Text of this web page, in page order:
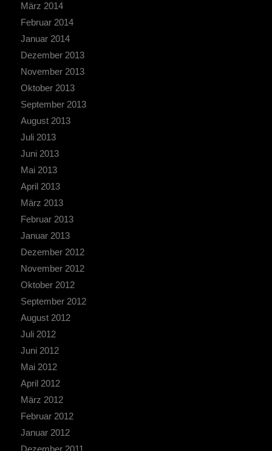
März 2014
Februar 2014
Januar 2014
Dezember 2013
November 2013
Oktober 2013
September 2013
August 2013
Juli 2013
Juni 2013
Mai 2013
April 2013
März 2013
Februar 2013
Januar 2013
Dezember 2012
November 2012
Oktober 2012
September 2012
August 2012
Juli 2012
Juni 2012
Mai 2012
April 2012
März 2012
Februar 2012
Januar 2012